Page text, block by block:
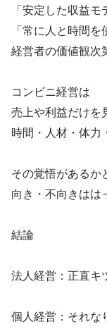
「安定した収益モ
「常に人と時間
経営者の価値観次
コンビニ経営は
売上や利益だけを
時間・人材・体力
その覚悟があるか
向き・不向きはは
結論
法人経営：正直キ
個人経営：それな